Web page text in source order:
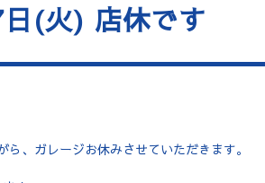
(火) 店休です
、ガレージお休みさせていただきます。